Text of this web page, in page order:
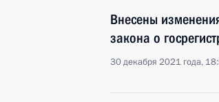
Внесены
закона о
30 декабря 2021 года,